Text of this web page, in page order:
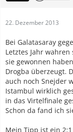
22. Dezember 2013
Bei Galatasaray
Letztes Jahr
sie gewonnen
Drogba überzeugt.
auch noch Snejder
Istambul wirklich
in das Virtelfinale
Schon da fand ich
Mein Tipp ist ein